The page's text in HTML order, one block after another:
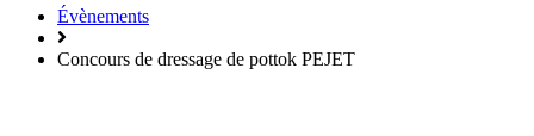
Évènements
Concours de dressage de pottok PEJET